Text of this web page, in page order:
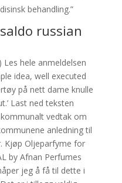
behandling.”
russian
Les hele anmeldelsen
idea, well executed
på nett dame knulle
Last ned teksten
vedtak om
anledning til
Kjøp Oljeparfyme for
by Afnan Perfumes
jeg å få til dette i